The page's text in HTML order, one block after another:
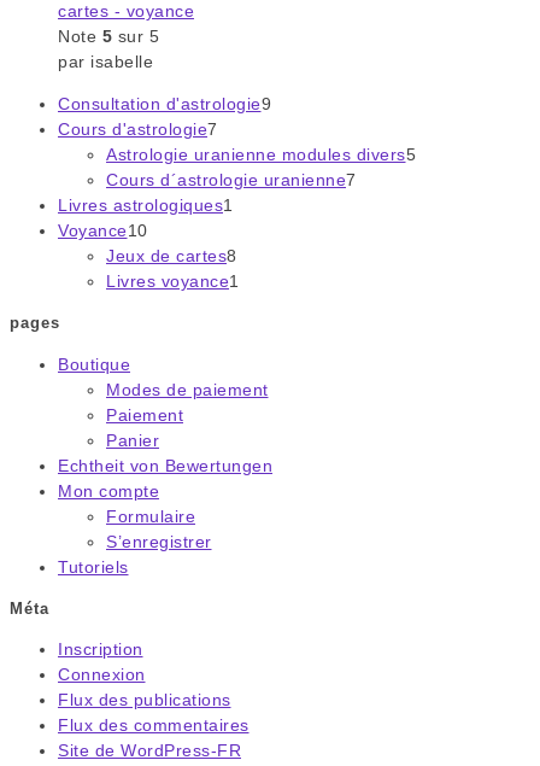
cartes - voyance
Note 5 sur 5
par isabelle
Consultation d'astrologie9
Cours d'astrologie7
produits
Astrologie uranienne modules divers5
Cours d´astrologie uranienne7
Livres astrologiques1
Voyance10
produits
Jeux de cartes8
Livres voyance1
pages
Boutique
Modes de paiement
Paiement
Panier
Echtheit von Bewertungen
Mon compte
Formulaire
S’enregistrer
Tutoriels
Méta
Inscription
Connexion
Flux des publications
Flux des commentaires
Site de WordPress-FR